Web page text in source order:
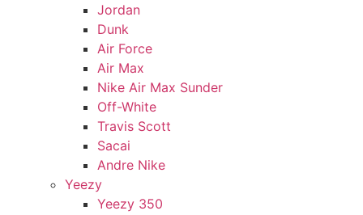
Jordan
Dunk
Air Force
Air Max
Nike Air Max Sunder
Off-White
Travis Scott
Sacai
Andre Nike
Yeezy
Yeezy 350